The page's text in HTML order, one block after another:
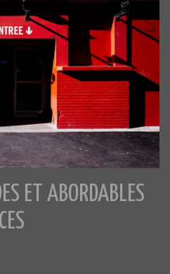
ET ABORDABLES